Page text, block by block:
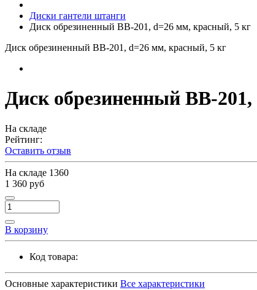
Диски гантели штанги
Диск обрезиненный BB-201, d=26 мм, красный, 5 кг
Диск обрезиненный BB-201, d=26 мм, красный, 5 кг
Диск обрезиненный BB-
На складе
Рейтинг:
Оставить отзыв
На складе 1360
1 360 руб
В корзину
Код товара:
Основные характеристики Все характеристики